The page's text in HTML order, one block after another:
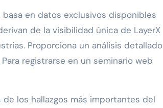
basa en datos exclusivos disponibles
de la visibilidad única de LayerX
Proporciona un análisis detallado
registrarse en un seminario web
los hallazgos más importantes del